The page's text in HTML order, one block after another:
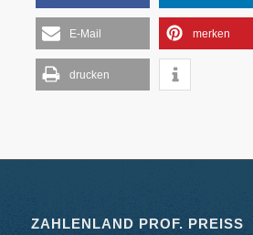
E-Mail merken
drucken
ZAHLENLAND PROF. PREISS